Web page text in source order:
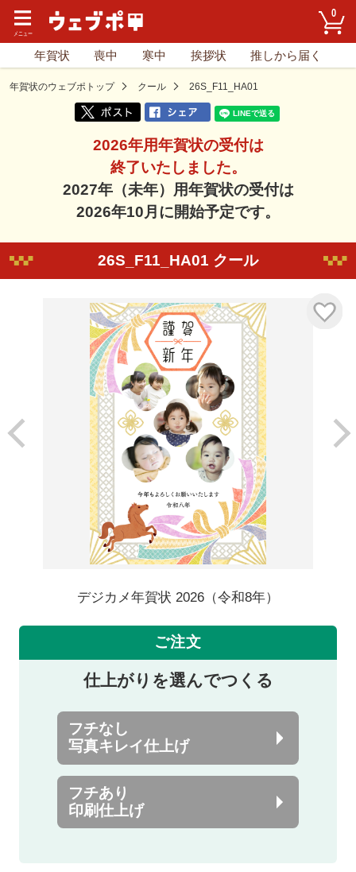
0
年賀状 喪中 寒中 挨拶状 推しから届く
年賀状のウェブポトップ クール 26S_F11_HA01
2026年用年賀状の受付は
終了いたしました。
2027年（未年）用年賀状の受付は
2026年10月に開始予定です。
26S_F11_HA01 クール
デジカメ年賀状 2026（令和8年）
ご注文
仕上がりを選んでつくる
フチなし
写真キレイ仕上げ
フチあり
印刷仕上げ